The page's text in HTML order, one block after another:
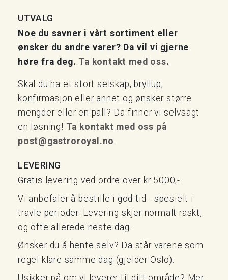
UTVALG
Noe du savner i vårt sortiment eller
ønsker du andre varer? Da vil vi gjerne
høre fra deg. Ta kontakt med oss.
Skal du ha et stort selskap, bryllup,
konfirmasjon eller annet og ønsker større
mengder eller en pall? Da finner vi selvsagt
en løsning! Ta kontakt med oss på
post@gastroroyal.no
LEVERING
Gratis levering ved ordre over kr 5000,-.
Vi anbefaler å bestille i god tid - spesielt i
travle perioder. Levering skjer normalt raskt,
og ofte allerede neste dag.
Ønsker du å hente selv? Da står varene som
regel klare samme dag (gjelder Oslo).
Usikker på om vi leverer til ditt område? Mer